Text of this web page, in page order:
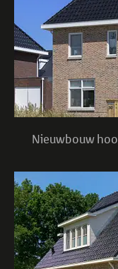
Nieuwbouw